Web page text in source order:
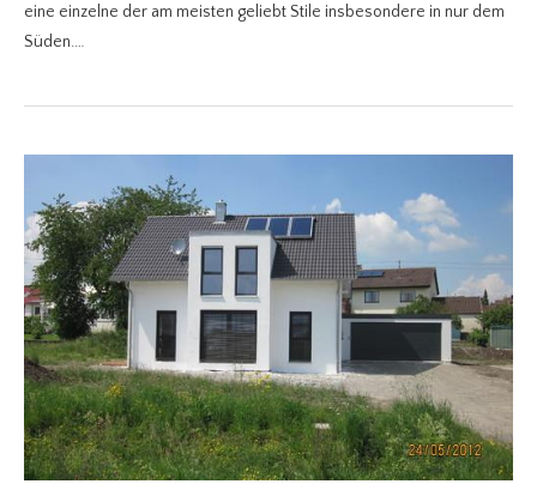
eine einzelne der am meisten geliebt Stile insbesondere in nur dem
Süden.…